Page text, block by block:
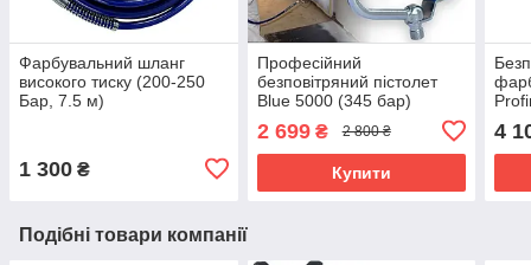
Фарбувальний шланг
високого тиску (200-250
Бар, 7.5 м)
1 300 ₴
Професійний
безповітряний пістолет
Blue 5000 (345 бар)
2 699₴ 2 800 ₴
Купити
4
Подібні товари компанії